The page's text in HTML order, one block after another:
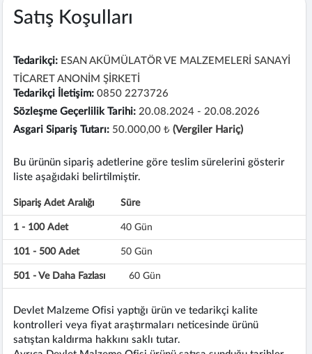
Satış Koşulları
Tedarikçi: ESAN AKÜMÜLATÖR VE MALZEMELERİ SANAYİ
TİCARET ANONİM ŞİRKETİ
Tedarikçi İletişim: 0850 2273726
Sözleşme Geçerlilik Tarihi: 20.08.2024 - 20.08.2026
Asgari Sipariş Tutarı: 50.000,00 ₺(Vergiler Hariç)
Bu ürünün sipariş adetlerine göre teslim sürelerini gösterir
liste aşağıdaki belirtilmiştir.
Sipariş Adet Aralığı Süre
1 - 100 Adet 40 Gün
101 - 500 Adet 50 Gün
501 - Ve Daha Fazlası 60 Gün
Devlet Malzeme Ofisi yaptığı ürün ve tedarikçi kalite
kontrolleri veya fiyat araştırmaları neticesinde ürünü
satıştan kaldırma hakkını saklı tutar.